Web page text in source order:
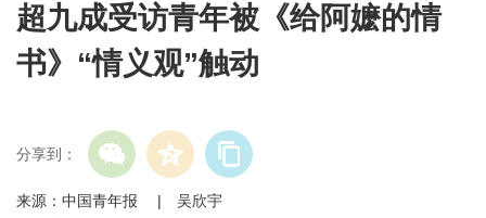
超九成受访青年被《给阿嬷的情
书》“情义观”触动
分享到：
来源：中国青年报 | 吴欣宇